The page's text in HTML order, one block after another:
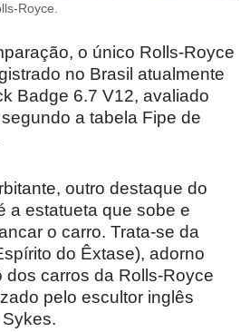
Royce.
o único Rolls-Royce
no Brasil atualmente
Badge 6.7 V12, avaliado
a tabela Fipe de
outro destaque do
a estatueta que sobe e
o carro. Trata-se da
do Êxtase), adorno
dos carros da Rolls-Royce
pelo escultor inglês